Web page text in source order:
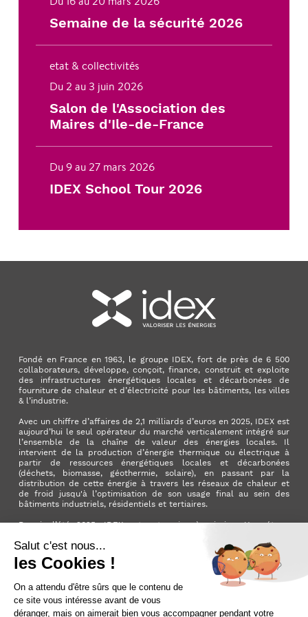
Semaine de la sécurité 2026
etat & collectivités
Du 2 au 3 juin 2026
Salon de l'Association des
Maires d'Ile-de-France
Du 9 au 27 mars 2026
IDEX School Tour 2026
Fondé en France en 1963, le groupe IDEX, fort de près de 6 500
collaborateurs, développe, conçoit, finance, construit et exploite
des infrastructures énergétiques locales et décarbonées de
fourniture de chaleur et d’électricité pour les bâtiments, les villes
& l’industrie.
Avec un chiffre d’affaires de 2,1 milliards d’euros en 2025, IDEX est
aujourd’hui le seul opérateur du marché verticalement intégré sur
l’ensemble de la chaîne de valeur des énergies locales. Il
intervient de la production d’énergie thermique ou électrique à
partir de ressources énergétiques locales et décarbonées
(déchets, biomasse, géothermie, solaire), en passant par la
distribution de cette énergie à travers les réseaux de chaleur et
de froid jusqu'à l’optimisation de son usage final au sein des
bâtiments industriels, résidentiels et tertiaires.
Depuis l’été 2025, IDEX est entreprise à mission. Une étape
positif pour la planète et pour la société.
FacebookInstagramYouTube